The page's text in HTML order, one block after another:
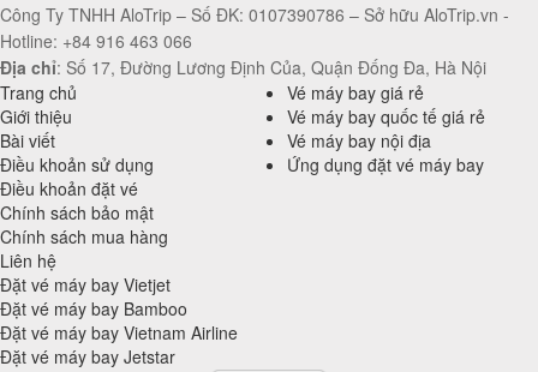
Công Ty TNHH AloTrip – Số ĐK: 0107390786 – Sở hữu AloTrip.vn -
Hotline: +84 916 463 066
Địa chỉ: Số 17, Đường Lương Định Của, Quận Đống Đa, Hà Nội
Trang chủ
Giới thiệu
Bài viết
Điều khoản sử dụng
Điều khoản đặt vé
Chính sách bảo mật
Chính sách mua hàng
Liên hệ
Vé máy bay giá rẻ
Vé máy bay quốc tế giá rẻ
Vé máy bay nội địa
Ứng dụng đặt vé máy bay
Đặt vé máy bay Vietjet
Đặt vé máy bay Bamboo
Đặt vé máy bay Vietnam Airline
Đặt vé máy bay Jetstar